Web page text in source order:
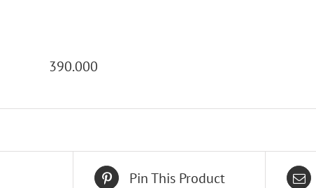
390.000
Pin This Product